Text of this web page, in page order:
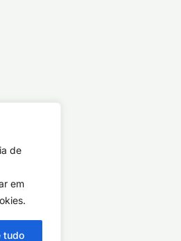
de
em
tudo